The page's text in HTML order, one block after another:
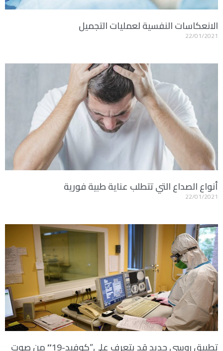
الانعكاسات النفسية لعمليات التجميل
22/01/2021
أنواع الصداع التي تتطلب عناية طبية فورية
22/01/2021
تطبيق روسي جديد قد يتعرف على”كوفيد-19″ من صوت